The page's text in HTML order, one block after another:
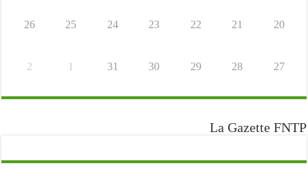
20
21
22
23
24
25
26
27
28
29
30
31
1
2
La Gazette FNTP